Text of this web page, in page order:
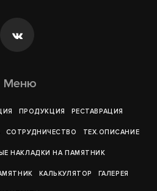
Меню
ПРОДУКЦИЯ РЕСТАВРАЦИЯ
СОТРУДНИЧЕСТВО ТЕХ.ОПИСАНИЕ
НАКЛАДКИ НА ПАМЯТНИК
КАЛЬКУЛЯТОР ГАЛЕРEЯ